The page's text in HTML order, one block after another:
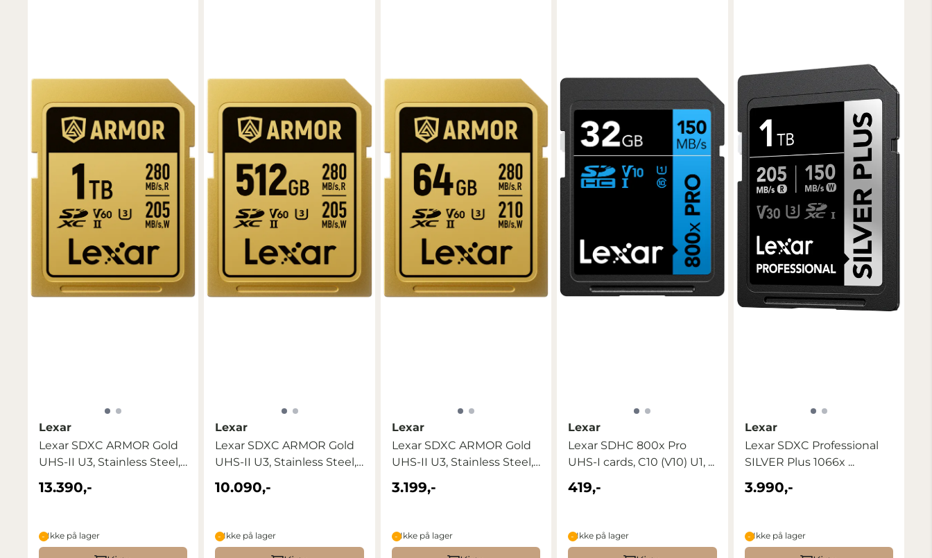
Lexar
Lexar SDXC ARMOR Gold
UHS-II U3, Stainless Steel,
13.390,-
Ikke på lager
Lexar
Lexar SDXC ARMOR Gold
UHS-II U3, Stainless Steel,
10.090,-
Ikke på lager
Lexar
Lexar SDXC ARMOR Gold
UHS-II U3, Stainless Steel,
3.199,-
Ikke på lager
Lexar
Lexar SDHC 800x Pro
UHS-I cards, C10 (V10) U1, ...
419,-
Ikke på lager
Lexar
Lexar SDXC Professional
SILVER Plus 1066x ...
3.990,-
Ikke på lager